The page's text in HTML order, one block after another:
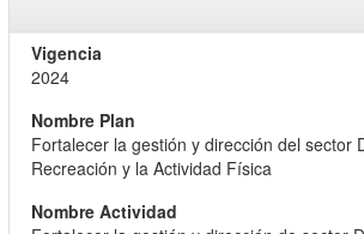
2024
Fortalecer la gestión y dirección del sector
Recreación y la Actividad Física